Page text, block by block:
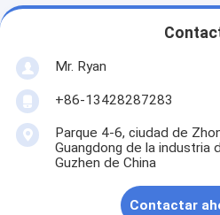
Mr. Ryan
+86-13428287283
Parque 4-6, ciudad de
Guangdong de la industria
Guzhen de China
Contactar